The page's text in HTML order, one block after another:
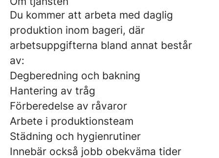
Du kommer att arbeta med daglig
produktion inom bageri, där
arbetsuppgifterna bland annat består
av:
Degberedning och bakning
Hantering av tråg
Förberedelse av råvaror
Arbete i produktionsteam
Städning och hygienrutiner
Innebär också jobb obekväma tider